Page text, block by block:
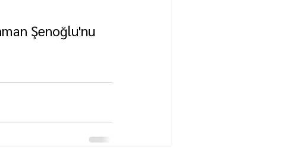
Şenoğlu'nu